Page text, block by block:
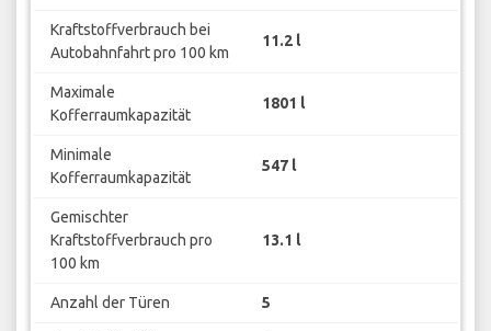
Kraftstoffverbrauch bei
Autobahnfahrt pro 100 km
11.2 l
Maximale
Kofferraumkapazität
1801 l
Minimale
Kofferraumkapazität
547 l
Gemischter
Kraftstoffverbrauch pro
100 km
13.1 l
Anzahl der Türen 5